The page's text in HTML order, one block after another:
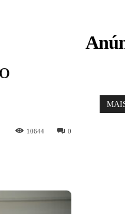
0
10644